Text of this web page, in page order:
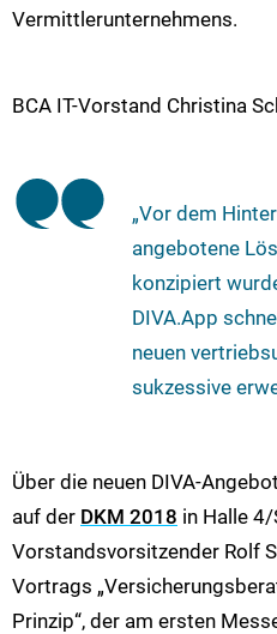
Vermittlerunternehmens.
BCA IT-Vorstand Christina
„Vor dem
angebotene
konzipiert
DIVA.App
neuen
sukzessive
Über die neuen DIVA-
auf der DKM 2018 in Halle
Vorstandsvorsitzender Rolf
Vortrags
Prinzip“, der am ersten